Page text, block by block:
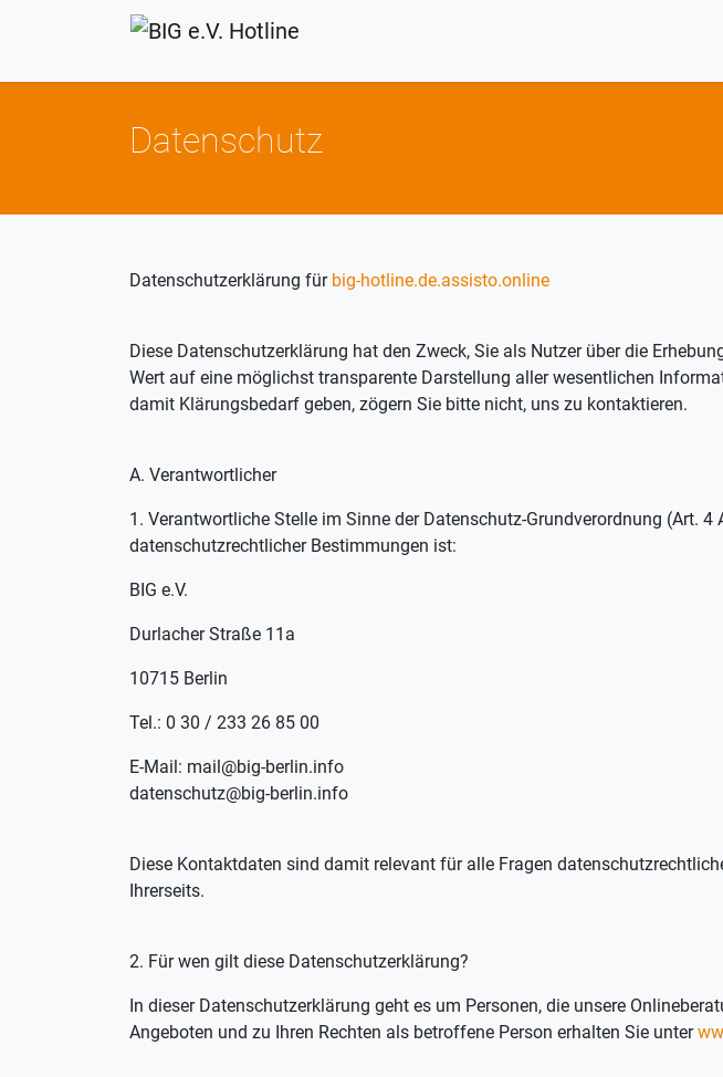
Datenschutz
Datenschutzerklärung für big-hotline.de.assisto.online
Diese Datenschutzerklärung hat den Zweck, Sie als Nutzer über die
Wert auf eine möglichst transparente Darstellung aller wesentlichen
damit Klärungsbedarf geben, zögern Sie bitte nicht, uns zu kontaktieren.
A. Verantwortlicher
1. Verantwortliche Stelle im Sinne der Datenschutz-Grundverordnung (Art.
datenschutzrechtlicher Bestimmungen ist:
BIG e.V.
Durlacher Straße 11a
10715 Berlin
Tel.: 0 30 / 233 26 85 00
E-Mail: mail@big-berlin.info
datenschutz@big-berlin.info
Diese Kontaktdaten sind damit relevant für alle Fragen
Ihrerseits.
2. Für wen gilt diese Datenschutzerklärung?
In dieser Datenschutzerklärung geht es um Personen, die unsere
Angeboten und zu Ihren Rechten als betroffene Person erhalten Sie unter